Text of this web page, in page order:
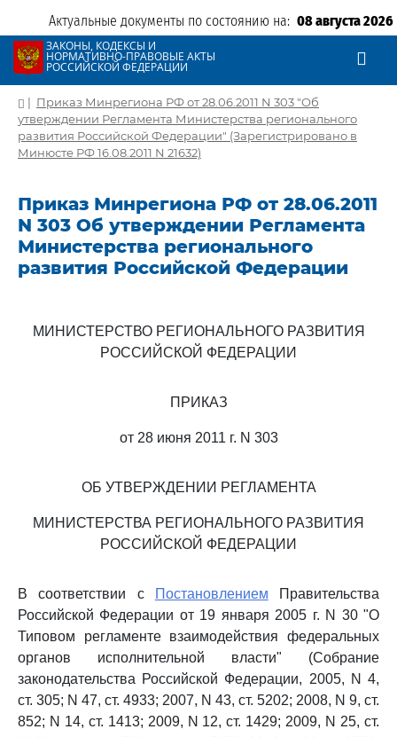
Актуальные документы по состоянию на: 08 августа 2026
ЗАКОНЫ, КОДЕКСЫ И
НОРМАТИВНО-ПРАВОВЫЕ АКТЫ
РОССИЙСКОЙ ФЕДЕРАЦИИ
| Приказ Минрегиона РФ от 28.06.2011 N 303 "Об
утверждении Регламента Министерства регионального
развития Российской Федерации" (Зарегистрировано в
Минюсте РФ 16.08.2011 N 21632)
Приказ Минрегиона РФ от 28.06.2011
N 303 Об утверждении Регламента
Министерства регионального
развития Российской Федерации
МИНИСТЕРСТВО РЕГИОНАЛЬНОГО РАЗВИТИЯ
РОССИЙСКОЙ ФЕДЕРАЦИИ
ПРИКАЗ
от 28 июня 2011 г. N 303
ОБ УТВЕРЖДЕНИИ РЕГЛАМЕНТА
МИНИСТЕРСТВА РЕГИОНАЛЬНОГО РАЗВИТИЯ
РОССИЙСКОЙ ФЕДЕРАЦИИ
В соответствии с Постановлением Правительства
Российской Федерации от 19 января 2005 г. N 30 "О
Типовом регламенте взаимодействия федеральных
органов исполнительной власти" (Собрание
законодательства Российской Федерации, 2005, N 4,
ст. 305; N 47, ст. 4933; 2007, N 43, ст. 5202; 2008, N 9, ст.
852; N 14, ст. 1413; 2009, N 12, ст. 1429; 2009, N 25, ст.